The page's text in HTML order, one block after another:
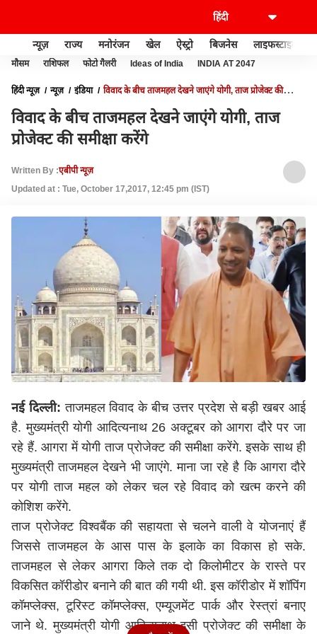
न्यूज़ राज्य मनोरंजन खेल ऐस्ट्रो बिजनेस लाइफस्टाइल
मौसम राशिफल फोटो गैलरी Ideas of India INDIA AT 2047
हिंदी न्यूज़ न्यूज़ इंडिया
विवाद के बीच ताजमहल देखने जाएंगे योगी, ताज प्रोजेक्ट की
विवाद के बीच ताजमहल देखने जाएंगे योगी, ताज
प्रोजेक्ट की समीक्षा करेंगे
Written By :एबीपी न्यूज़
Updated at : Tue, October 17,2017, 12:45 pm (IST)
नई दिल्ली: ताजमहल विवाद के बीच उत्तर प्रदेश से बड़ी खबर आई
है. मुख्यमंत्री योगी आदित्यनाथ 26 अक्टूबर को आगरा दौरे पर जा
रहे हैं. आगरा में योगी ताज प्रोजेक्ट की समीक्षा करेंगे. इसके साथ ही
मुख्यमंत्री ताजमहल देखने भी जाएंगे. माना जा रहे है कि आगरा दौरे
पर योगी ताज महल को लेकर चल रहे विवाद को खत्म करने की
कोशिश करेंगे.
ताज प्रोजेक्ट विश्वबैंक की सहायता से चलने वाली वे योजनाएं हैं
जिससे ताजमहल के आस पास के इलाके का विकास हो सके.
ताजमहल से लेकर आगरा किले तक दो किलोमीटर के रास्ते पर
विकसित कॉरीडोर बनाने की बात की गयी थी. इस कॉरीडोर में शॉपिंग
कॉमप्लेक्स, टूरिस्ट कॉमप्लेक्स, एम्यूजमेंट पार्क और रेस्त्रां बनाए
जाने थे. मुख्यमंत्री योगी आदित्यनाथ इसी प्रोजेक्ट की समीक्षा के